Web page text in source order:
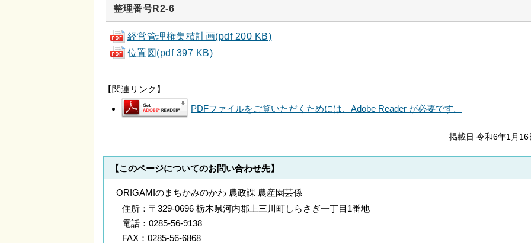
整理番号R2-6
経営管理権集積計画(pdf 200 KB)
位置図(pdf 397 KB)
【関連リンク】
PDFファイルをご覧いただくためには、Adobe Reader が必要です。
掲載日 令和6年1月16
【このページについてのお問い合わせ先】
ORIGAMIのまちかみのかわ 農政課 農産園芸係
住所： 〒329-0696 栃木県河内郡上三川町しらさぎ一丁目1番地
電話： 0285-56-9138
FAX： 0285-56-6868